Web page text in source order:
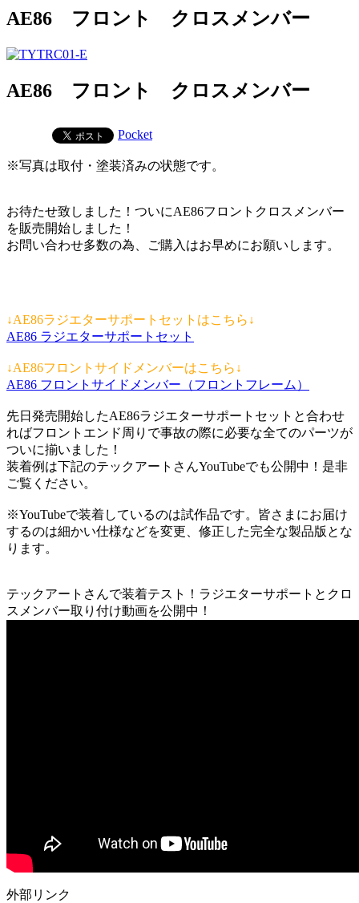
AE86 フロント クロスメンバー
AE86 フロント クロスメンバー
Pocket
※写真は取付・塗装済みの状態です。
お待たせ致しました！ついにAE86フロントクロスメンバー
を販売開始しました！
お問い合わせ多数の為、ご購入はお早めにお願いします。
↓AE86ラジエターサポートセットはこちら↓
AE86 ラジエターサポートセット
↓AE86フロントサイドメンバーはこちら↓
AE86 フロントサイドメンバー（フロントフレーム）
先日発売開始したAE86ラジエターサポートセットと合わせ
ればフロントエンド周りで事故の際に必要な全てのパーツが
ついに揃いました！
装着例は下記のテックアートさんYouTubeでも公開中！是非
ご覧ください。
※YouTubeで装着しているのは試作品です。皆さまにお届け
するのは細かい仕様などを変更、修正した完全な製品版とな
ります。
テックアートさんで装着テスト！ラジエターサポートとクロ
スメンバー取り付け動画を公開中！
外部リンク